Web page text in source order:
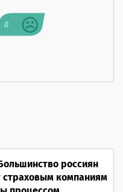
0
россиян
компаниям